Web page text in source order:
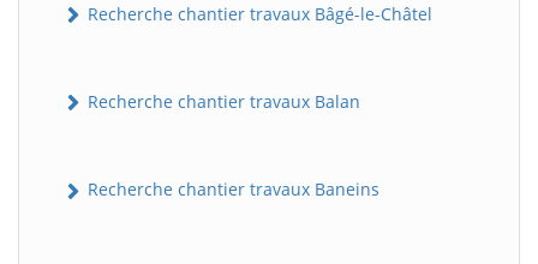
Recherche chantier travaux Bâgé-le-Châtel
Recherche chantier travaux Balan
Recherche chantier travaux Baneins